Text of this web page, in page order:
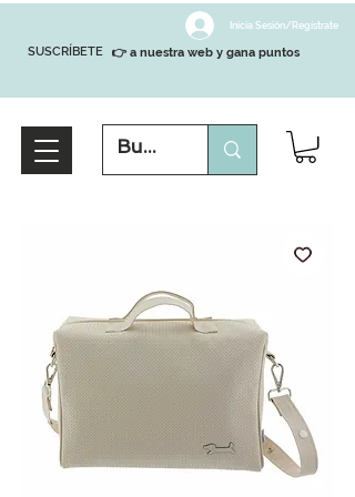
SUSCRÍBETE
Inicia Sesión/Regístrate
👉 a nuestra web y gana puntos